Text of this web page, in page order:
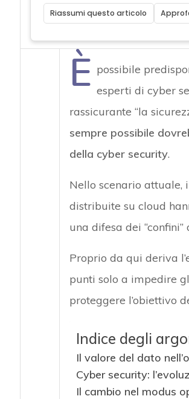
Riassumi questo articolo
È possibile
esperti di cyber
rassicurante “la
sempre possibile
della cyber security.
Nello scenario
distribuite su cloud
una difesa dei
Proprio da qui deriva
punti solo a impedire
proteggere l’obiettivo
Indice degli
Il valore del dato
Cyber security:
Il cambio nel modus